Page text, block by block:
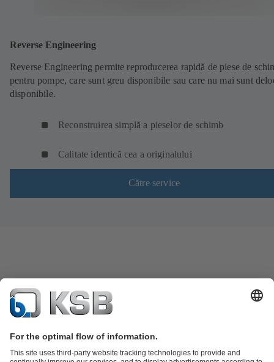
Reverse Engineering
Reverse Engineering permite reproducerea rapidă de piese de
pentru pompe, care sunt greu disponibile sau care nu mai sunt
disponibile.
Reconstruirea simplă a pieselor de schimb
Calitate identică cea a originalului
Către service